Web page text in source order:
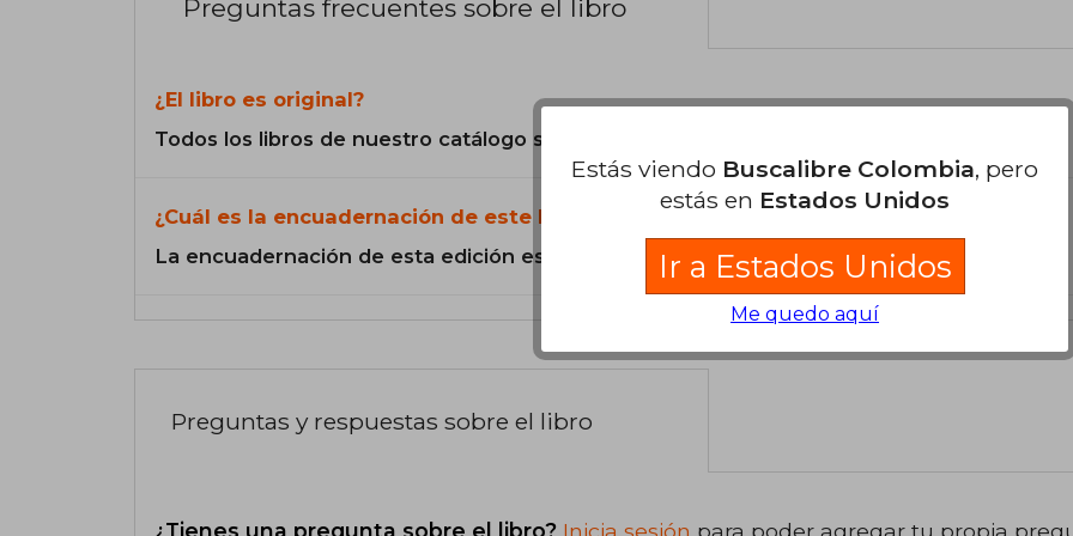
Preguntas frecuentes sobre el libro
¿El libro es original?
Todos los libros de nuestro catálogo son Originales.
¿Cuál es la encuadernación de este libro?
La encuadernación de esta edición es Tapa Dura.
Preguntas y respuestas sobre el libro
Estás viendo Buscalibre Colombia, pero
estás en Estados Unidos
Ir a Estados Unidos
Me quedo aquí